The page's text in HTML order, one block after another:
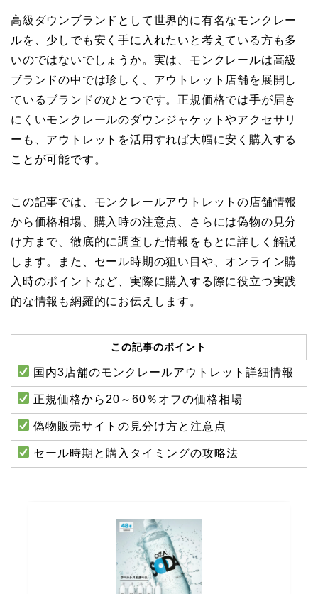
高級ダウンブランドとして世界的に有名なモンクレー
ルを、少しでも安く手に入れたいと考えている方も多
いのではないでしょうか。実は、モンクレールは高級
ブランドの中では珍しく、アウトレット店舗を展開し
ているブランドのひとつです。正規価格では手が届き
にくいモンクレールのダウンジャケットやアクセサリ
ーも、アウトレットを活用すれば大幅に安く購入する
ことが可能です。
この記事では、モンクレールアウトレットの店舗情報
から価格相場、購入時の注意点、さらには偽物の見分
け方まで、徹底的に調査した情報をもとに詳しく解説
します。また、セール時期の狙い目や、オンライン購
入時のポイントなど、実際に購入する際に役立つ実践
的な情報も網羅的にお伝えします。
この記事のポイント
国内3店舗のモンクレールアウトレット詳細情報
正規価格から20～60％オフの価格相場
偽物販売サイトの見分け方と注意点
セール時期と購入タイミングの攻略法